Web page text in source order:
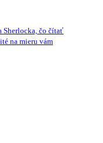
Sherlocka, čo čítať
na mieru vám